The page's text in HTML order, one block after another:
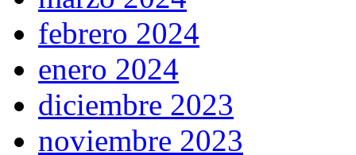
febrero 2024
enero 2024
diciembre 2023
noviembre 2023